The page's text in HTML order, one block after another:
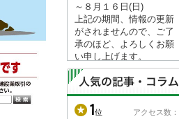
～８月１６日(日)
上記の期間、情報の更新
がされませんので、ご了
承のほど、よろしくお願
い申し上げます。
なお、情報は８月１７日
(月)より登録されます。
2026/04/23
1位 アクセス数